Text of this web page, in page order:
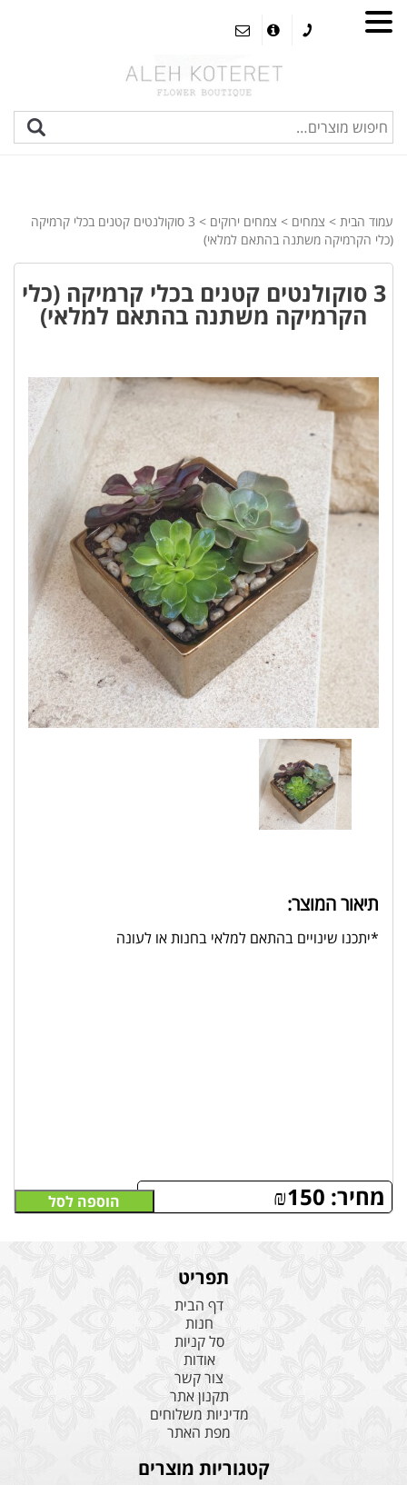
עמוד הבית > צמחים > צמחים ירוקים
> 3 סוקולנטים קטנים בכלי קרמיקה
(כלי הקרמיקה משתנה בהתאם למלאי)
3 סוקולנטים קטנים בכלי קרמיקה (כלי
הקרמיקה משתנה בהתאם למלאי)
תיאור המוצר:
*יתכנו שינויים בהתאם למלאי בחנות או לעונה
מחיר: ₪150 הוספה לסל
תפריט
דף הבית
חנות
סל קניות
אודות
צור קשר
תקנון אתר
מדיניות משלוחים
מפת האתר
קטגוריות מוצרים